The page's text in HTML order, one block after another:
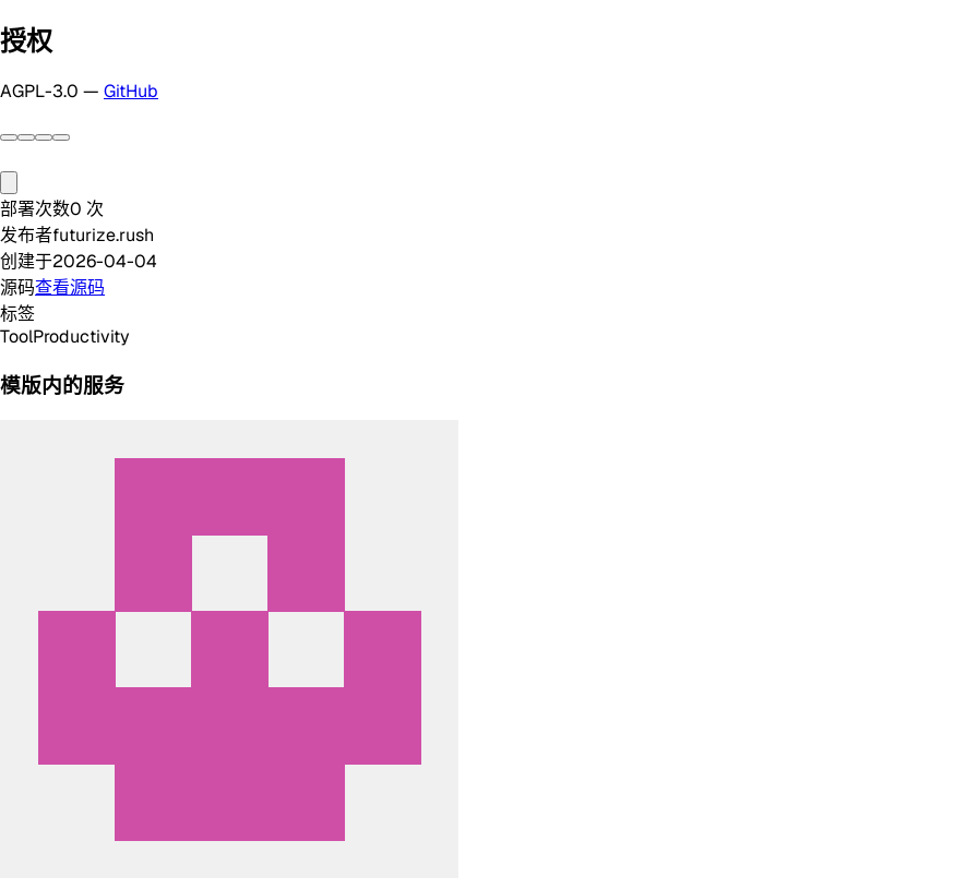
授权
AGPL-3.0 — GitHub
部署次数0 次
发布者futurize.rush
创建于2026-04-04
源码查看源码
标签
ToolProductivity
模版内的服务